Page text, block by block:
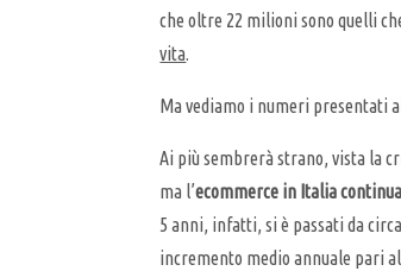
che oltre 22 milioni sono quelli
vita.
Ma vediamo i numeri presentati
Ai più sembrerà strano, vista la
ma l’ecommerce in Italia
5 anni, infatti, si è passati da
incremento medio annuale pari al